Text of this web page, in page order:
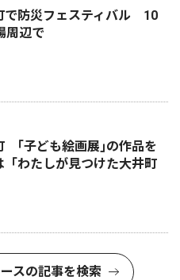
で防災フェスティバル 10
辺で
｢子ども絵画展｣の作品を
わたしが見つけた大井町
スの記事を検索